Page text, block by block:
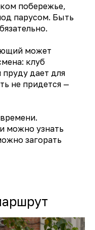
побережье,
парусом. Быть
может
клуб
дает для
не придется —
можно узнать
загорать